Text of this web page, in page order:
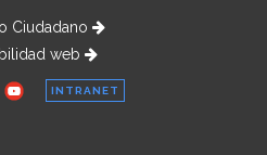
Ciudadano
web
INTRANET